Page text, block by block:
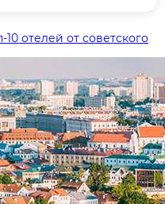
отелей от советского